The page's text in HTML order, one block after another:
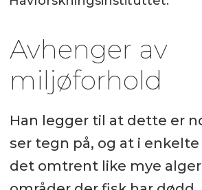
Avhenger av
miljøforhold
Han legger til at dette er
ser tegn på, og at i
det omtrent like mye